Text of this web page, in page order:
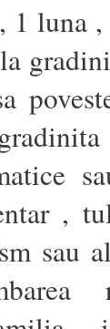
1 luna
,
sau